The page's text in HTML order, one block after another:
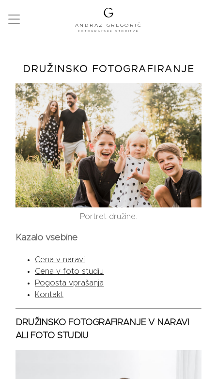
ANDRAŽ GREGORIČ
FOTOGRAFSKE STORITVE
DRUŽINSKO FOTOGRAFIRANJE
Portret družine.
Kazalo vsebine
Cena v naravi
Cena v foto studiu
Pogosta vprašanja
Kontakt
DRUŽINSKO FOTOGRAFIRANJE V NARAVI
ALI FOTO STUDIU